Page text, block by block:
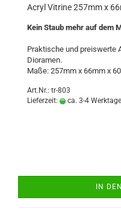
Acryl Vitrine 257mm x
Kein Staub mehr auf dem
Praktische und preiswerte
Dioramen.
Maße: 257mm x 66mm x
Art.Nr.: tr-803
Lieferzeit:
ca. 3-4 Werktage
IN